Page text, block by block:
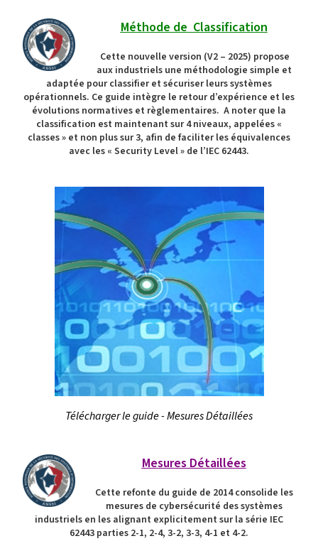
Méthode de Classification
Cette nouvelle version (V2 – 2025) propose
aux industriels une méthodologie simple et
adaptée pour classifier et sécuriser leurs systèmes
opérationnels. Ce guide intègre le retour d’expérience et les
évolutions normatives et règlementaires. A noter que la
classification est maintenant sur 4 niveaux, appelées «
classes » et non plus sur 3, afin de faciliter les équivalences
avec les « Security Level » de l’IEC 62443.
Télécharger le guide - Mesures Détaillées
Mesures Détaillées
Cette refonte du guide de 2014 consolide les
mesures de cybersécurité des systèmes
industriels en les alignant explicitement sur la série IEC
62443 parties 2-1, 2-4, 3-2, 3-3, 4-1 et 4-2.